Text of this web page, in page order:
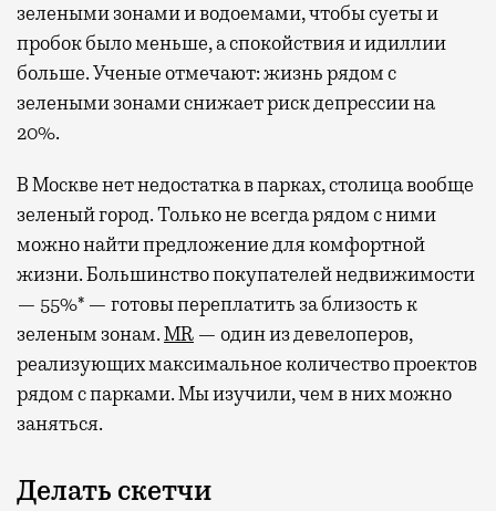
зелеными зонами и водоемами, чтобы суеты и
пробок было меньше, а спокойствия и идиллии
больше. Ученые отмечают: жизнь рядом с
зелеными зонами снижает риск депрессии на
20%.
В Москве нет недостатка в парках, столица вообще
зеленый город. Только не всегда рядом с ними
можно найти предложение для комфортной
жизни. Большинство покупателей недвижимости
— 55%* — готовы переплатить за близость к
зеленым зонам.MR — один из девелоперов,
реализующих максимальное количество проектов
рядом с парками. Мы изучили, чем в них можно
заняться.
Делать скетчи